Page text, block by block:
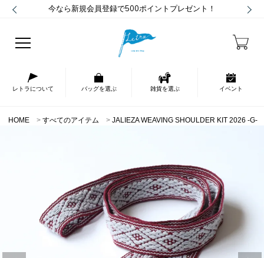
今なら新規会員登録で500ポイントプレゼント！
レトラについて バッグを選ぶ 雑貨を選ぶ イベント
HOME すべてのアイテム JALIEZA WEAVING SHOULDER KIT 2026 -G-